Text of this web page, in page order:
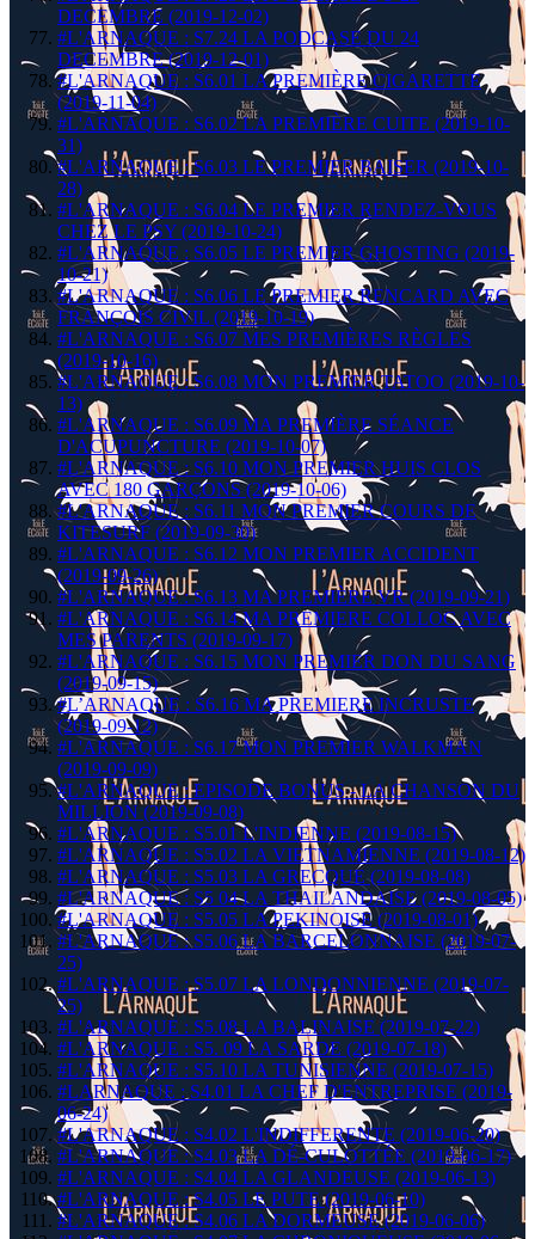
DECEMBRE (2019-12-02)
#L'ARNAQUE : S7.24 LA PODCASE DU 24
DECEMBRE (2019-12-01)
#L'ARNAQUE : S6.01 LA PREMIÈRE CIGARETTE
(2019-11-04)
#L'ARNAQUE : S6.02 LA PREMIÈRE CUITE (2019-10-
31)
#L'ARNAQUE : S6.03 LE PREMIER BAISER (2019-10-
28)
#L'ARNAQUE : S6.04 LE PREMIER RENDEZ-VOUS
CHEZ LE PSY (2019-10-24)
#L'ARNAQUE : S6.05 LE PREMIER GHOSTING (2019-
10-21)
#L'ARNAQUE : S6.06 LE PREMIER RENCARD AVEC
FRANÇOIS CIVIL (2019-10-19)
#L'ARNAQUE : S6.07 MES PREMIÈRES RÈGLES
(2019-10-16)
#L'ARNAQUE : S6.08 MON PREMIER TATOO (2019-10-
13)
#L'ARNAQUE : S6.09 MA PREMIÈRE SÉANCE
D'ACUPUNCTURE (2019-10-07)
#L'ARNAQUE : S6.10 MON PREMIER HUIS CLOS
AVEC 180 GARÇONS (2019-10-06)
#L'ARNAQUE : S6.11 MON PREMIER COURS DE
KITESURF (2019-09-30)
#L'ARNAQUE : S6.12 MON PREMIER ACCIDENT
(2019-09-26)
#L'ARNAQUE : S6.13 MA PREMIÈRE VR (2019-09-21)
#L'ARNAQUE : S6.14 MA PREMIERE COLLOC AVEC
MES PARENTS (2019-09-17)
#L'ARNAQUE : S6.15 MON PREMIER DON DU SANG
(2019-09-15)
#L’ARNAQUE : S6.16 MA PREMIERE INCRUSTE
(2019-09-12)
#L'ARNAQUE : S6.17 MON PREMIER WALKMAN
(2019-09-09)
#L'ARNAQUE : EPISODE BONUS - LA CHANSON DU
MILLION (2019-09-08)
#L'ARNAQUE : S5.01 L'INDIENNE (2019-08-15)
#L'ARNAQUE : S5.02 LA VIETNAMIENNE (2019-08-12)
#L'ARNAQUE : S5.03 LA GRECQUE (2019-08-08)
#L'ARNAQUE : S5 04 LA THAILANDAISE (2019-08-05)
#L'ARNAQUE : S5.05 LA PEKINOISE (2019-08-01)
#L'ARNAQUE : S5.06 LA BARCELONNAISE (2019-07-
25)
#L'ARNAQUE : S5.07 LA LONDONNIENNE (2019-07-
25)
#L'ARNAQUE : S5.08 LA BALINAISE (2019-07-22)
#L'ARNAQUE : S5. 09 LA SARDE (2019-07-18)
#L'ARNAQUE : S5.10 LA TUNISIENNE (2019-07-15)
#LARNAQUE : S4.01 LA CHEF D'ENTREPRISE (2019-
06-24)
#L'ARNAQUE : S4.02 L'INDIFFERENTE (2019-06-20)
#L'ARNAQUE : S4.03 LA DÉ-CULOTTÉE (2019-06-17)
#L'ARNAQUE : S4.04 LA GLANDEUSE (2019-06-13)
#L'ARNAQUE : S4.05 LE PUTE (2019-06-10)
#L'ARNAQUE : S4.06 LA DORMEUSE (2019-06-06)